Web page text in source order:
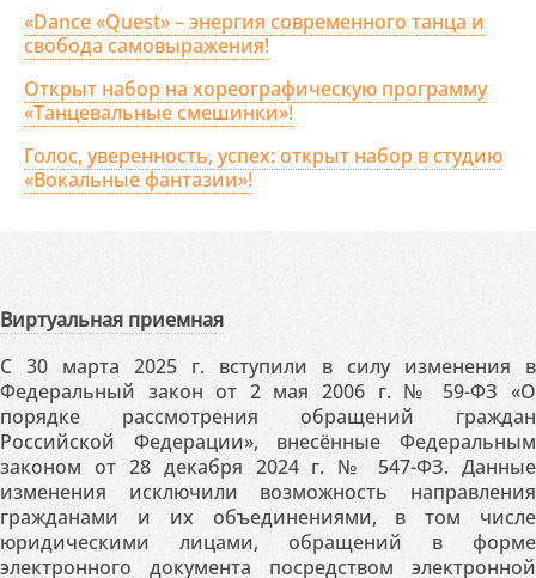
«Dance «Quest» – энергия современного танца и
свобода самовыражения!
Открыт набор на хореографическую программу
«Танцевальные смешинки»!
Голос, уверенность, успех: открыт набор в студию
«Вокальные фантазии»!
Виртуальная приемная
С 30 марта 2025 г. вступили в силу изменения в
Федеральный закон от 2 мая 2006 г. № 59-ФЗ «О
порядке рассмотрения обращений граждан
Российской Федерации», внесённые Федеральным
законом от 28 декабря 2024 г. № 547-ФЗ. Данные
изменения исключили возможность направления
гражданами и их объединениями, в том числе
юридическими лицами, обращений в форме
электронного документа посредством электронной